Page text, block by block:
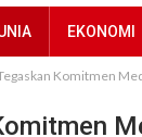
EKONOMI
Komitmen